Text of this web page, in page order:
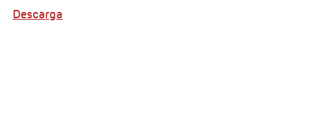
Descarga